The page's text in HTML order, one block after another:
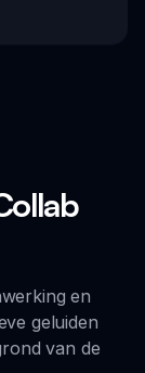
en
geluiden
van de